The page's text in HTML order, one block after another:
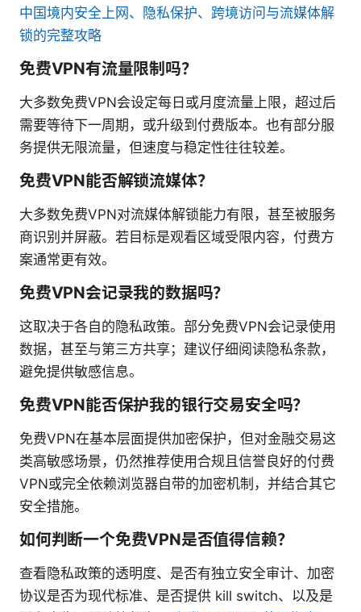
中国境内安全上网、隐私保护、跨境访问与流媒体解
锁的完整攻略
免费VPN有流量限制吗？
大多数免费VPN会设定每日或月度流量上限，超过后
需要等待下一周期，或升级到付费版本。也有部分服
务提供无限流量，但速度与稳定性往往较差。
免费VPN能否解锁流媒体？
大多数免费VPN对流媒体解锁能力有限，甚至被服务
商识别并屏蔽。若目标是观看区域受限内容，付费方
案通常更有效。
免费VPN会记录我的数据吗？
这取决于各自的隐私政策。部分免费VPN会记录使用
数据，甚至与第三方共享；建议仔细阅读隐私条款，
避免提供敏感信息。
免费VPN能否保护我的银行交易安全吗？
免费VPN在基本层面提供加密保护，但对金融交易这
类高敏感场景，仍然推荐使用合规且信誉良好的付费
VPN或完全依赖浏览器自带的加密机制，并结合其它
安全措施。
如何判断一个免费VPN是否值得信赖？
查看隐私政策的透明度、是否有独立安全审计、加密
协议是否为现代标准、是否提供 kill switch、以及是